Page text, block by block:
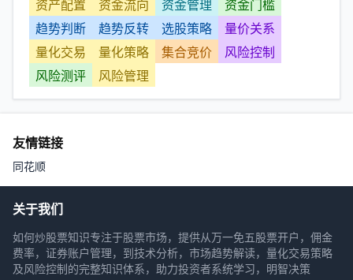
资产配置
资金流向 资金管理
资金门槛
趋势判断
趋势反转 选股策略
量价关系
量化交易
量化策略 集合竞价
风险控制
风险测评
风险管理
友情链接
同花顺
关于我们
如何炒股票知识专注于股票市场，提供从万一免五股票开户，佣金
费率，证券账户管理，到技术分析，市场趋势解读，量化交易策略
及风险控制的完整知识体系，助力投资者系统学习，明智决策